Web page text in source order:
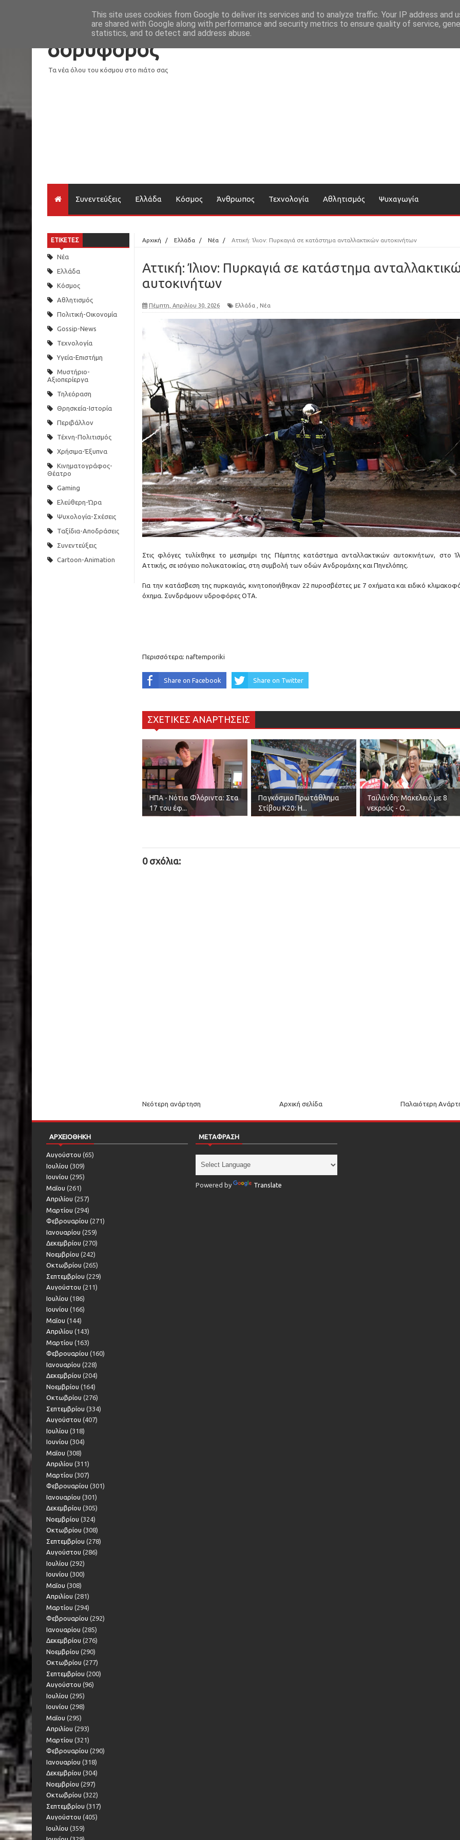
Loading...
δορυφόρος
Τα νέα όλου του κόσμου στο πιάτο σας
Συνεντεύξεις Ελλάδα Κόσμος Άνθρωπος Τεχνολογία Αθλητισμός Ψυχαγωγία
ΕΤΙΚΕΤΕΣ
Νέα
Ελλάδα
Κόσμος
Αθλητισμός
Πολιτική-Οικονομία
Gossip-News
Τεχνολογία
Υγεία-Επιστήμη
Μυστήριο-
Αξιοπερίεργα
Τηλεόραση
Θρησκεία-Ιστορία
Περιβάλλον
Τέχνη-Πολιτισμός
Χρήσιμα-Έξυπνα
Κινηματογράφος-
Θέατρο
Gaming
Ελεύθερη-Ώρα
Ψυχολογία-Σχέσεις
Ταξίδια-Αποδράσεις
Συνεντεύξεις
Cartoon-Animation
Αρχική / Ελλάδα / Νέα / Αττική: Ίλιον: Πυρκαγιά σε κατάστημα ανταλλακτικών αυτοκινήτων
Αττική: Ίλιον: Πυρκαγιά σε κατάστημα
αυτοκινήτων
Πέμπτη, Απριλίου 30, 2026 Ελλάδα Νέα
Στις φλόγες τυλίχθηκε το μεσημέρι της Πέμπτης κατάστημα ανταλλακτικών αυτοκινήτων, στο
Αττικής, σε ισόγειο πολυκατοικίας, στη συμβολή των οδών Ανδρομάχης και Πηνελόπης.
Για την κατάσβεση της πυρκαγιάς, κινητοποιήθηκαν 22 πυροσβέστες με 7 οχήματα και ειδικό
όχημα. Συνδράμουν υδροφόρες ΟΤΑ.
Περισσότερα: naftemporiki
Share on Facebook Share on Twitter
ΣΧΕΤΙΚΕΣ ΑΝΑΡΤΗΣΕΙΣ
ΗΠΑ - Νότια Φλόριντα: Στα
17 του έφ...
Παγκόσμιο Πρωτάθλημα
Στίβου Κ20: Η...
Ταϊλάνδη: Μακελειό με 8
νεκρούς - Ο...
0 σχόλια:
Νεότερη ανάρτηση Παλαιότερη
Αρχική σελίδα
ΑΡΧΕΙΟΘΗΚΗ
Αυγούστου (65)
Ιουλίου (309)
Ιουνίου (295)
Μαΐου (261)
Απριλίου (257)
Μαρτίου (294)
Φεβρουαρίου (271)
Ιανουαρίου (259)
Δεκεμβρίου (270)
Νοεμβρίου (242)
Οκτωβρίου (265)
Σεπτεμβρίου (229)
Αυγούστου (211)
Ιουλίου (186)
Ιουνίου (166)
Μαΐου (144)
Απριλίου (143)
Μαρτίου (163)
Φεβρουαρίου (160)
Ιανουαρίου (228)
Δεκεμβρίου (204)
Νοεμβρίου (164)
Οκτωβρίου (276)
Σεπτεμβρίου (334)
Αυγούστου (407)
Ιουλίου (318)
Ιουνίου (304)
Μαΐου (308)
Απριλίου (311)
Μαρτίου (307)
Φεβρουαρίου (301)
Ιανουαρίου (301)
Δεκεμβρίου (305)
Νοεμβρίου (324)
Οκτωβρίου (308)
Σεπτεμβρίου (278)
Αυγούστου (286)
Ιουλίου (292)
Ιουνίου (300)
Μαΐου (308)
Απριλίου (281)
Μαρτίου (294)
Φεβρουαρίου (292)
Ιανουαρίου (285)
Δεκεμβρίου (276)
Νοεμβρίου (290)
Οκτωβρίου (277)
Σεπτεμβρίου (200)
Αυγούστου (96)
Ιουλίου (295)
Ιουνίου (298)
Μαΐου (295)
Απριλίου (293)
Μαρτίου (321)
Φεβρουαρίου (290)
Ιανουαρίου (318)
Δεκεμβρίου (304)
Νοεμβρίου (297)
Οκτωβρίου (322)
Σεπτεμβρίου (317)
Αυγούστου (405)
Ιουλίου (359)
ΜΕΤΑΦΡΑΣΗ
Powered by Translate
This site uses cookies from Google to deliver its services and to analyze traffic. Your IP address and
are shared with Google along with performance and security metrics to ensure quality of service,
statistics, and to detect and address abuse.